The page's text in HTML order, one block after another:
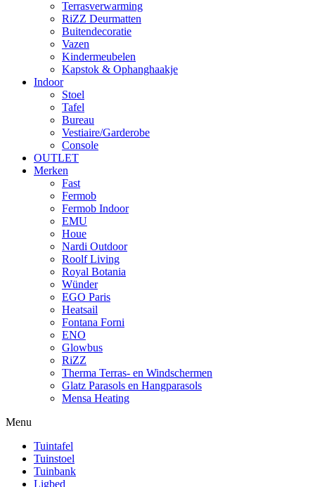
Terrasverwarming
RiZZ Deurmatten
Buitendecoratie
Vazen
Kindermeubelen
Kapstok & Ophanghaakje
Indoor
Stoel
Tafel
Bureau
Vestiaire/Garderobe
Console
OUTLET
Merken
Fast
Fermob
Fermob Indoor
EMU
Houe
Nardi Outdoor
Roolf Living
Royal Botania
Wünder
EGO Paris
Heatsail
Fontana Forni
ENO
Glowbus
RiZZ
Therma Terras- en Windschermen
Glatz Parasols en Hangparasols
Mensa Heating
Menu
Tuintafel
Tuinstoel
Tuinbank
Ligbed